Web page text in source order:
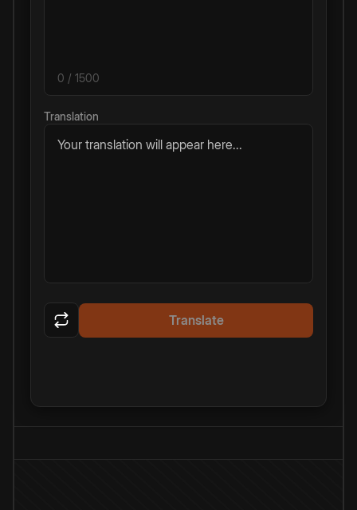
0 / 1500
Translation
Your translation will appear here...
Translate